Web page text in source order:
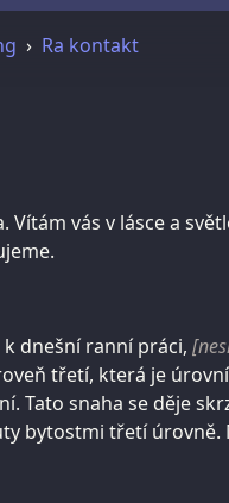
Ra kontakt
Vítám vás v lásce a
dnešní ranní práci,
třetí, která je
Tato snaha se děje
bytostmi třetí úrovně.